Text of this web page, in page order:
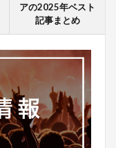
アの2025年ベスト
記事まとめ